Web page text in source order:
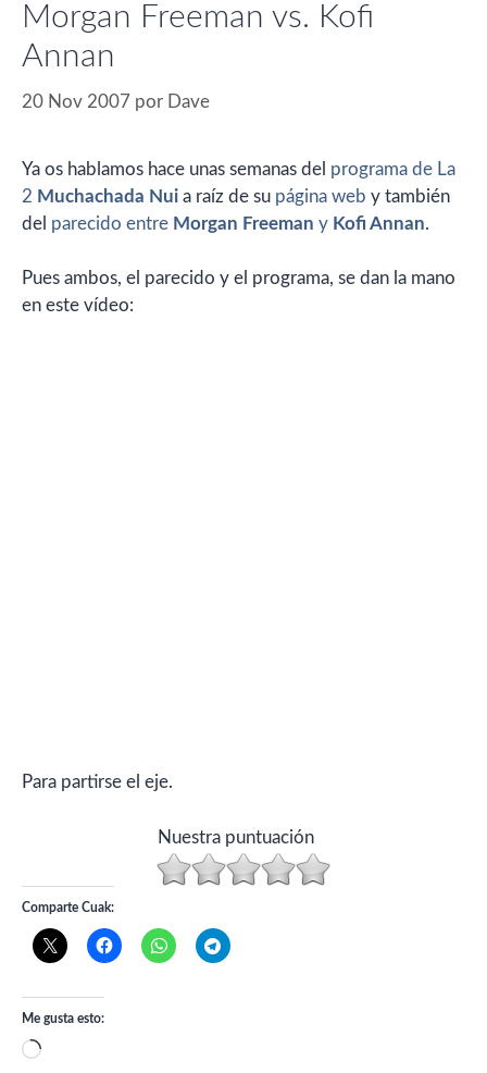
Morgan Freeman vs. Kofi
Annan
20 Nov 2007 por Dave
Ya os hablamos hace unas semanas del programa de La
2 Muchachada Nui a raíz de su página web y también
del parecido entre Morgan Freeman y Kofi Annan.
Pues ambos, el parecido y el programa, se dan la mano
en este vídeo:
Para partirse el eje.
Nuestra puntuación
Comparte Cuak:
Me gusta esto:
Cargando...